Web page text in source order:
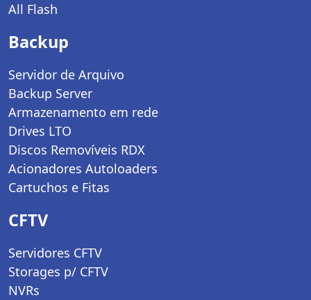
All Flash
Backup
Servidor de Arquivo
Backup Server
Armazenamento em rede
Drives LTO
Discos Removíveis RDX
Acionadores Autoloaders
Cartuchos e Fitas
CFTV
Servidores CFTV
Storages p/ CFTV
NVRs